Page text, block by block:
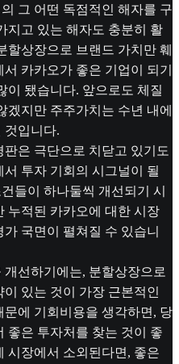
그 어떤 독점적인 해자를 구
지고 있는 해자도 충분히 활
할상장으로 브랜드 가치만 훼
카카오가 좋은 기업이 되기
이 됐습니다. 앞으로도 체질
겠지만 주주가치는 수년 내에
것입니다.
은 극단으로 치닫고 있기도
투자 기회의 시그널이 될
들이 하나둘씩 개선되기 시
누적된 카카오에 대한 시장
국면이 펼쳐질 수 있습니
선하기에는, 분할상장으로
있는 것이 가장 근본적인
에 기회비용을 생각하면, 당
좋은 투자처를 찾는 것이 좋
시장에서 소외된다면, 좋은